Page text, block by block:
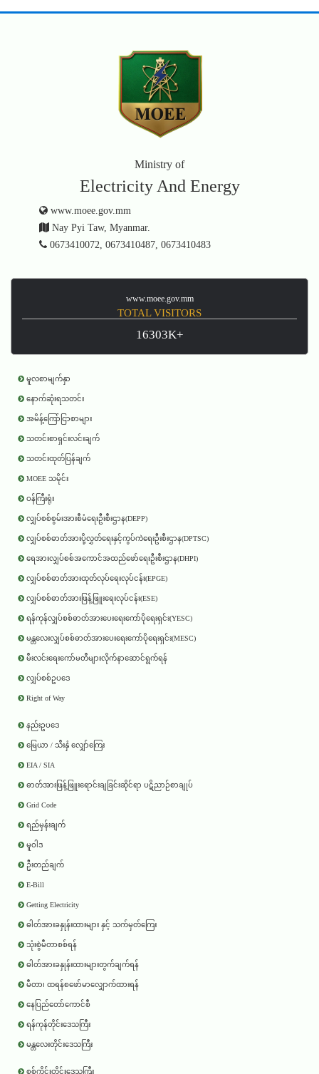
Ministry of
Electricity And Energy
www.moee.gov.mm
Nay Pyi Taw, Myanmar.
0673410072, 0673410487, 0673410483
www.moee.gov.mm
TOTAL VISITORS
16303K+
မူလစာမျက်နှာ
နောက်ဆုံးရသတင်း
အမိန့်ကြော်ငြာစာများ
သတင်းစာရှင်းလင်းချက်
သတင်းထုတ်ပြန်ချက်
MOEE သမိုင်း
ဝန်ကြီးရုံး
လျှပ်စစ်စွမ်းအားစီမံရေးဦးစီးဌာန(DEPP)
လျှပ်စစ်ဓာတ်အားပို့လွှတ်ရေးနှင့်ကွပ်ကဲရေးဦးစီးဌာန(DPTSC)
ရေအားလျှပ်စစ်အကောင်အထည်ဖော်ရေးဦးစီးဌာန(DHPI)
လျှပ်စစ်ဓာတ်အားထုတ်လုပ်ရေးလုပ်ငန်း(EPGE)
လျှပ်စစ်ဓာတ်အားဖြန့်ဖြူးရေးလုပ်ငန်း(ESE)
ရန်ကုန်လျှပ်စစ်ဓာတ်အားပေးရေးကော်ပိုရေးရှင်း(YESC)
မန္တလေးလျှပ်စစ်ဓာတ်အားပေးရေးကော်ပိုရေးရှင်း(MESC)
မီးလင်းရေးကော်မတီများလိုက်နာဆောင်ရွက်ရန်
လျှပ်စစ်ဥပဒေ
Right of Way
နည်းဥပဒေ
မြေယာ / သီးနှံ လျှော်ကြေး
EIA / SIA
ဓာတ်အားဖြန့်ဖြူးရောင်းချခြင်းဆိုင်ရာ ပဋိညာဉ်စာချုပ်
Grid Code
ရည်မှန်းချက်
မူဝါဒ
ဦးတည်ချက်
E-Bill
Getting Electricity
ဓါတ်အားခနှုန်းထားများ နှင့် သက်မှတ်ကြေး
သုံးစွဲမီတာစစ်ရန်
ဓါတ်အားခနှုန်းထားများတွက်ချက်ရန်
မီတာ၊ ထရန်စဖော်မာလျှောက်ထားရန်
နေပြည်တော်ကောင်စီ
ရန်ကုန်တိုင်းဒေသကြီး
မန္တလေးတိုင်းဒေသကြီး
စစ်ကိုင်းတိုင်းဒေသကြီး